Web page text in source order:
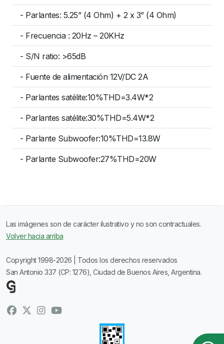
- Parlantes: 5.25” (4 Ohm) + 2 x 3” (4 Ohm)
- Frecuencia : 20Hz – 20KHz
- S/N ratio: >65dB
- Fuente de alimentación 12V/DC 2A
- Parlantes satélite:10%THD=3.4W*2
- Parlantes satélite:30%THD=5.4W*2
- Parlante Subwoofer:10%THD=13.8W
- Parlante Subwoofer:27%THD=20W
Las imágenes son de carácter ilustrativo y no son contractuales.
Volver hacia arriba
Copyright 1998-2026 | Todos los derechos reservados
San Antonio 337 (CP: 1276), Ciudad de Buenos Aires, Argentina.